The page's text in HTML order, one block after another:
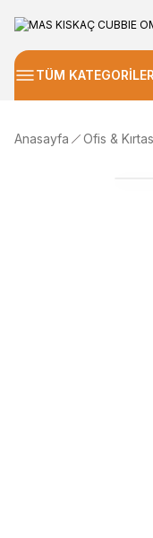
TÜM KATEGORİLER
Anasayfa Ofis &